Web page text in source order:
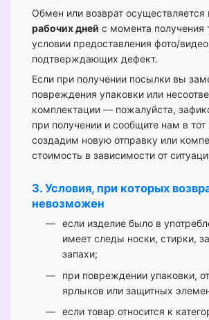
Обмен или возврат осуществляется
рабочих дней с момента получения
условии предоставления фото/
подтверждающих дефект.
Если при получении посылки вы
повреждения упаковки или
комплектации — пожалуйста,
при получении и сообщите нам в
создадим новую отправку или
стоимость в зависимости от
3. Условия, при которых
невозможен
если изделие было в
имеет следы носки, стирки,
запахи;
при повреждении упаковки,
ярлыков или защитных
если товар относится к